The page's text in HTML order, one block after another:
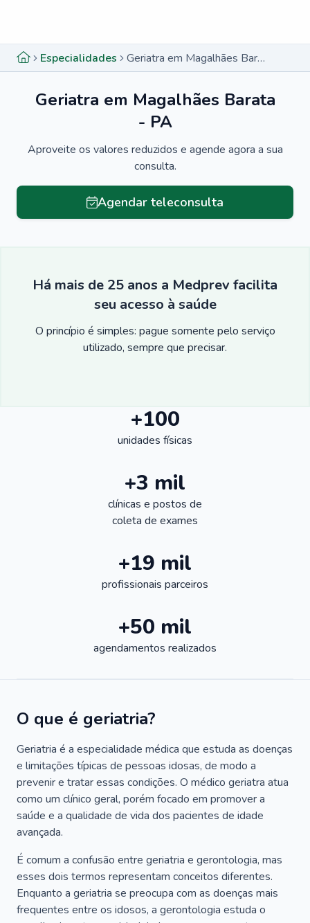
Especialidades Geriatra em Magalhães Barata - PA
Geriatra em Magalhães Barata
- PA
Aproveite os valores reduzidos e agende agora a sua
consulta.
Agendar teleconsulta
Há mais de 25 anos a Medprev facilita
seu acesso à saúde
O princípio é simples: pague somente pelo serviço
utilizado, sempre que precisar.
+100
unidades físicas
+3 mil
clínicas e postos de
coleta de exames
+19 mil
profissionais parceiros
+50 mil
agendamentos realizados
O que é geriatria?
Geriatria é a especialidade médica que estuda as doenças
e limitações típicas de pessoas idosas, de modo a
prevenir e tratar essas condições. O médico geriatra atua
como um clínico geral, porém focado em promover a
saúde e a qualidade de vida dos pacientes de idade
avançada.
É comum a confusão entre geriatria e gerontologia, mas
esses dois termos representam conceitos diferentes.
Enquanto a geriatria se preocupa com as doenças mais
frequentes entre os idosos, a gerontologia estuda o